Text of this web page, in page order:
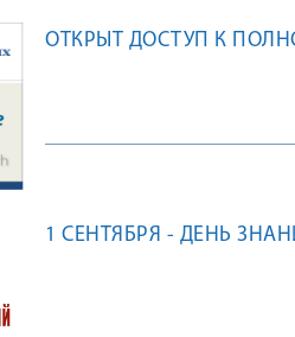
ОТКРЫТ ДОСТУП К
1 СЕНТЯБРЯ - ДЕНЬ